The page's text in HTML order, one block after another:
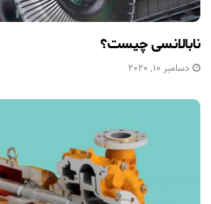
نابالانسی چیست؟
دسامبر 10, 2020